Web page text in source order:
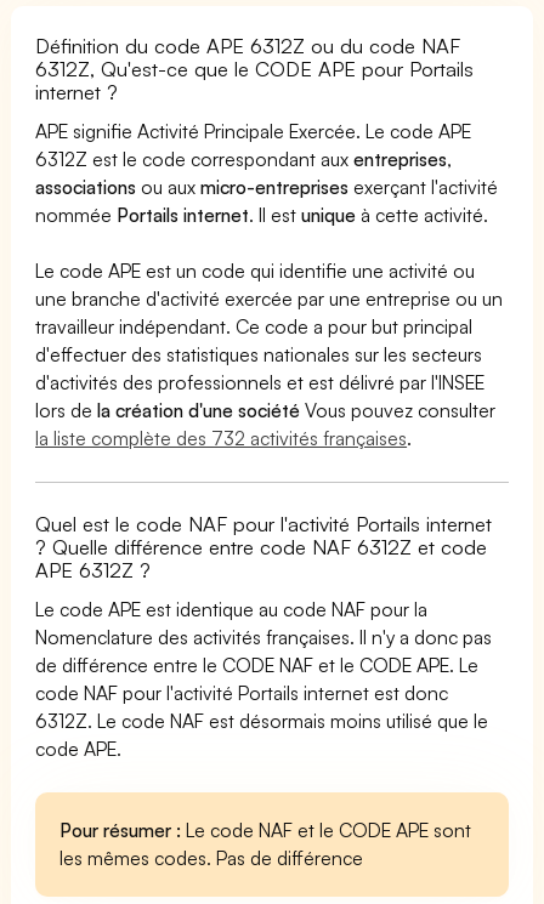
Définition du code APE 6312Z ou du code NAF
6312Z, Qu'est-ce que le CODE APE pour Portails
internet ?
APE signifie Activité Principale Exercée. Le code APE
6312Z est le code correspondant auxentreprises,
associations ou auxmicro-entreprises exerçant l'activité
nommée Portails internet. Il estunique à cette activité.
Le code APE est un code qui identifie une activité ou
une branche d'activité exercée par une entreprise ou un
travailleur indépendant. Ce code a pour but principal
d'effectuer des statistiques nationales sur les secteurs
d'activités des professionnels et est délivré par l'INSEE
lors dela création d'une société Vous pouvez consulter
la liste complète des 732 activités françaises.
Quel est le code NAF pour l'activité Portails internet
? Quelle différence entre code NAF 6312Z et code
APE 6312Z ?
Le code APE est identique au code NAF pour la
Nomenclature des activités françaises. Il n'y a donc pas
de différence entre le CODE NAF et le CODE APE. Le
code NAF pour l'activité Portails internet est donc
6312Z. Le code NAF est désormais moins utilisé que le
code APE.
Pour résumer : Le code NAF et le CODE APE sont
les mêmes codes. Pas de différence